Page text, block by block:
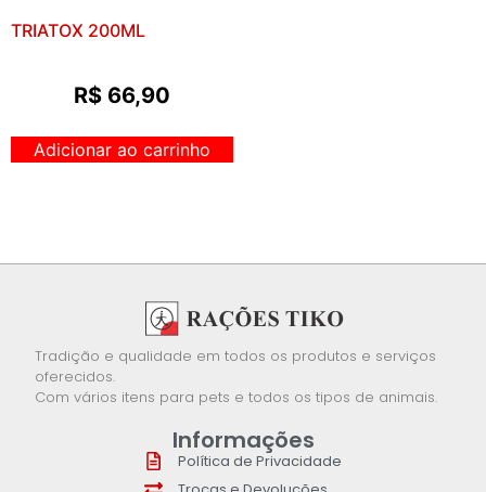
TRIATOX 200ML
R$ 66,90
Adicionar ao carrinho
Tradição e qualidade em todos os produtos e serviços
oferecidos.
Com vários itens para pets e todos os tipos de animais.
Informações
Política de Privacidade